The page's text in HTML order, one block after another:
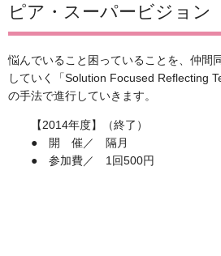
ピア・スーパービジョン
悩んでいること困っていることを、仲間
していく「Solution Focused Reflecting
の手法で進行していきます。
【2014年度】（終了）
● 開 催／ 隔月
● 参加費／ 1回500円